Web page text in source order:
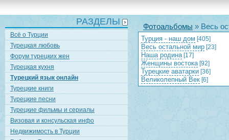
РАЗДЕЛЫ
Всё о Турции
Турецкая любовь
Форум турецких жен
Турецкая кухня
Турецкий язык онлайн
Турецкие книги
Турецкие песни
Турецкие фильмы и сериалы
Визовая и консульская инфо
Недвижимость в Турции
Фотоальбомы » Весь
Турция - наш дом [405]
Весь остальной мир [23]
Наша родина [17]
Женщины востока [92]
Турецкие аватарки [36]
Великолепный Век [6]